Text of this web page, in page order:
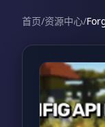
首页/资源中心/